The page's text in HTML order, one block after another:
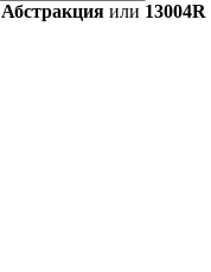
Абстракция или 13004R